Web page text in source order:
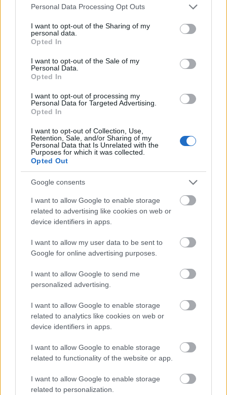
Please note that this website/app uses one or more Google
not limited to your visit or usage behaviour. You may click to
grant or deny consent to Google and its third-party tags to
use your data for below specified purposes in below Google
consent section.
Personal Data Processing Opt Outs
I want to opt-out of the Sharing of my
personal data.
Opted In
I want to opt-out of the Sale of my
Personal Data.
Opted In
I want to opt-out of processing my
Personal Data for Targeted Advertising.
Opted In
I want to opt-out of Collection, Use,
Retention, Sale, and/or Sharing of my
Personal Data that Is Unrelated with the
Purposes for which it was collected.
Opted Out
Google consents
I want to allow Google to enable storage
related to advertising like cookies on web or
device identifiers in apps.
I want to allow my user data to be sent to
Google for online advertising purposes.
I want to allow Google to send me
personalized advertising.
I want to allow Google to enable storage
related to analytics like cookies on web or
device identifiers in apps.
I want to allow Google to enable storage
related to functionality of the website or app.
I want to allow Google to enable storage
related to personalization.
Energiaválság: az éjszakai fordulat bizakodásra ad okot
MAGYAR ÉPÍTŐK
műemlékfelújítás műemlék restaurálás
Történelmi táj, amelynek minden köve mesél –
megújul a tatai Angolkert